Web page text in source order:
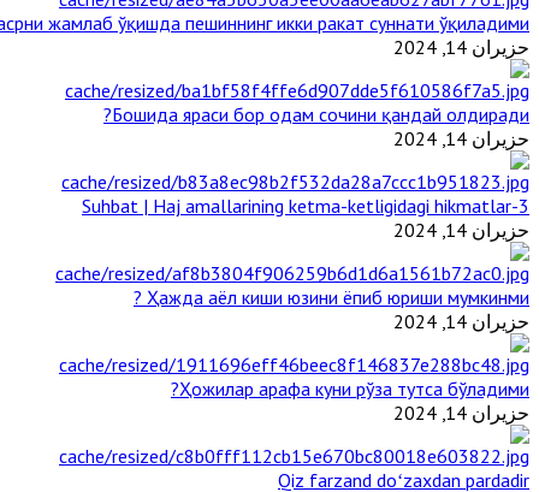
жамлаб ўқишда пешиннинг икки ракат суннати ўқиладими?
حزيران 14, 2024
Бошида яраси бор одам сочини қандай олдиради?
حزيران 14, 2024
3-Suhbat | Haj amallarining ketma-ketligidagi hikmatlar
حزيران 14, 2024
Ҳажда аёл киши юзини ёпиб юриши мумкинми ?
حزيران 14, 2024
Ҳожилар арафа куни рўза тутса бўладими?
حزيران 14, 2024
Qiz farzand doʻzaxdan pardadir